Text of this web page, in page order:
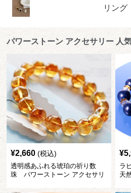
リング
パワーストーン アクセサリー 人
¥2,660 (税込)
透明感あふれる琥珀の祈り数
珠 パワーストーン アクセサリ
¥
ラ
天